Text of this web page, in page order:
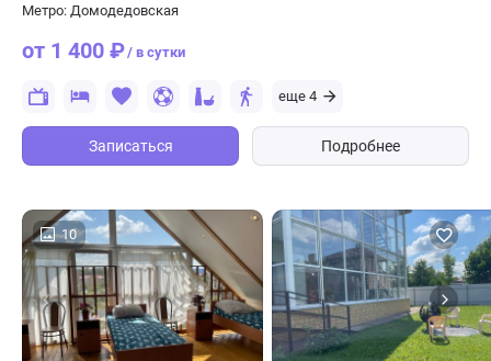
Метро: Домодедовская
от 1 400 ₽/ в сутки
еще 4
Записаться Подробнее
10